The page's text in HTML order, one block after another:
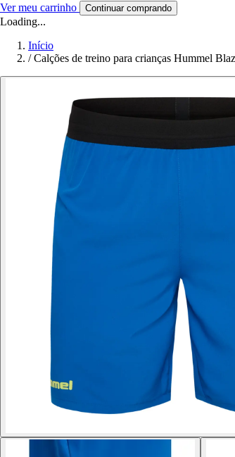
Ver meu carrinho Continuar comprando
Loading...
Início
/ Calções de treino para crianças Hummel